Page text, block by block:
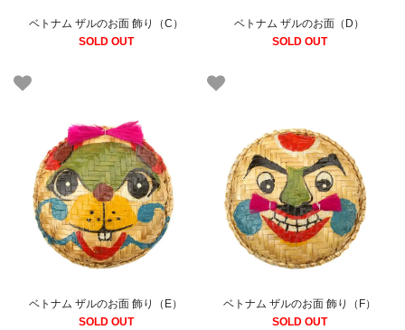
ベトナム ザルのお面 飾り（C）
SOLD OUT
ベトナム ザルのお面（D）
SOLD OUT
ベトナム ザルのお面 飾り（E）
SOLD OUT
ベトナム ザルのお面 飾り（F）
SOLD OUT